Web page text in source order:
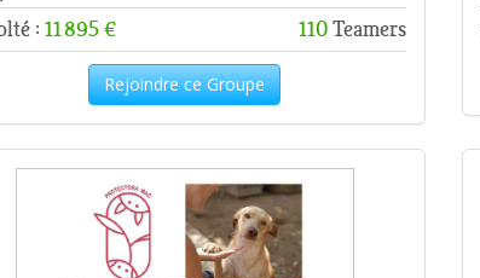
: 11 895 € 110Teamers
Rejoindre ce Groupe